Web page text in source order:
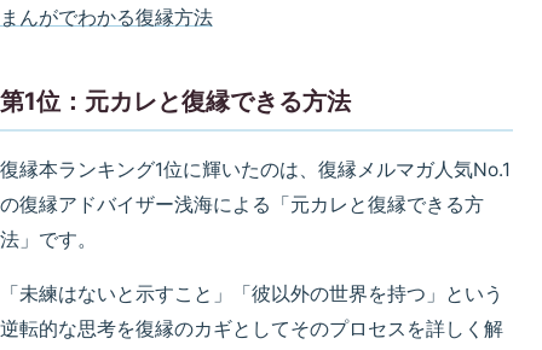
まんがでわかる復縁方法
第1位：元カレと復縁できる方法
復縁本ランキング1位に輝いたのは、復縁メルマガ人気No.1
の復縁アドバイザー浅海による「元カレと復縁できる方
法」です。
「未練はないと示すこと」「彼以外の世界を持つ」という
逆転的な思考を復縁のカギとしてそのプロセスを詳しく解